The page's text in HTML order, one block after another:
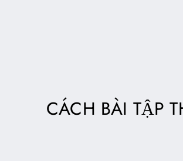
CÁCH BÀI TẬP